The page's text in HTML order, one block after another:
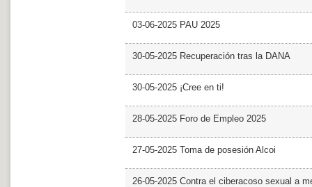
03-06-2025 PAU 2025
30-05-2025 Recuperación tras la DANA
30-05-2025 ¡Cree en ti!
28-05-2025 Foro de Empleo 2025
27-05-2025 Toma de posesión Alcoi
26-05-2025 Contra el ciberacoso sexual a